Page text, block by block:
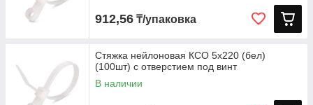
912,56 ₸/упаковка
Стяжка нейлоновая КСО 5х220 (бел)
(100шт) с отверстием под винт
В наличии